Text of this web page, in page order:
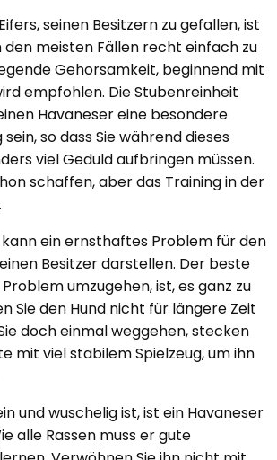
seinen Besitzern zu gefallen, ist
den meisten Fällen recht einfach zu
Gehorsamkeit, beginnend mit
empfohlen. Die Stubenreinheit
Havaneser eine besondere
so dass Sie während dieses
viel Geduld aufbringen müssen.
schaffen, aber das Training in der
ein ernsthaftes Problem für den
Besitzer darstellen. Der beste
umzugehen, ist, es ganz zu
Sie den Hund nicht für längere Zeit
doch einmal weggehen, stecken
mit viel stabilem Spielzeug, um ihn
und wuschelig ist, ist ein Havaneser
alle Rassen muss er gute